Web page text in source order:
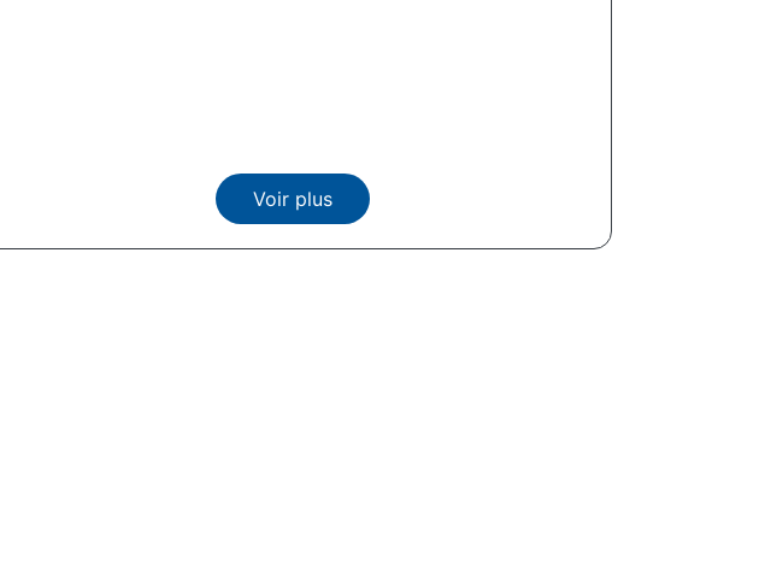
Voir plus